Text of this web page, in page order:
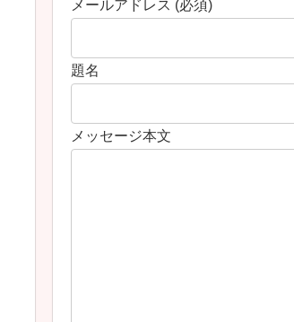
メールアドレス (必須)
題名
メッセージ本文